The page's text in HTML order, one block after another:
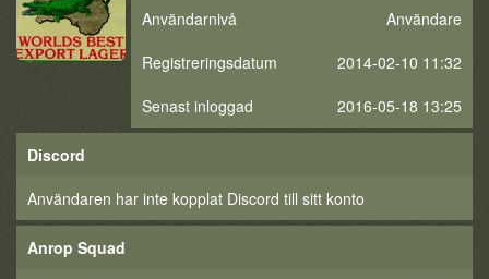
Användarnivå
Användare
Registreringsdatum
2014-02-10 11:32
Senast inloggad
2016-05-18 13:25
Discord
Användaren har inte kopplat Discord till sitt konto
Anrop Squad